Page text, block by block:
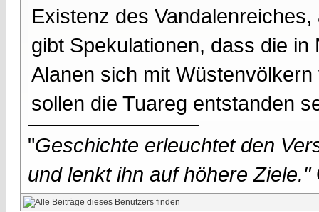
Existenz des
gibt Spekulationen, dass die
Alanen sich mit
sollen die Tuareg entstanden
"Geschichte erleuchtet den
und lenkt ihn auf höhere Ziele."